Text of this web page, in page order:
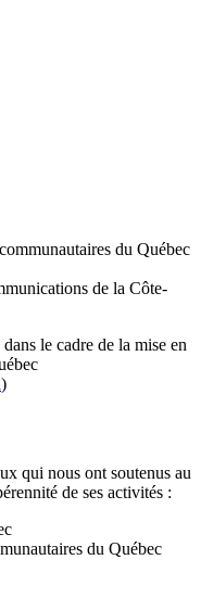
du Québec
de la Côte-
le cadre de la mise en
)
qui nous ont soutenus au
de ses activités :
du Québec